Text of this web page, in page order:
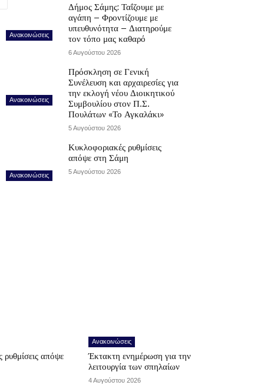
Ανακοινώσεις
Δήμος Σάμης: Ταΐζουμε με
αγάπη – Φροντίζουμε με
υπευθυνότητα – Διατηρούμε
τον τόπο μας καθαρό
6 Αυγούστου 2026
Ανακοινώσεις
Πρόσκληση σε Γενική
Συνέλευση και αρχαιρεσίες για
την εκλογή νέου Διοικητικού
Συμβουλίου στον Π.Σ.
Πουλάτων «Το Αγκαλάκι»
5 Αυγούστου 2026
Ανακοινώσεις
Κυκλοφοριακές ρυθμίσεις
απόψε στη Σάμη
5 Αυγούστου 2026
απόψε
Ανακοινώσεις
Έκτακτη ενημέρωση για την
λειτουργία των σπηλαίων
4 Αυγούστου 2026